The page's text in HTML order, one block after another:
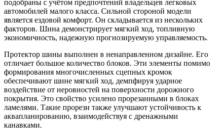
подобраны с учётом предпочтений владельцев легковых
автомобилей малого класса. Сильной стороной модели
является ездовой комфорт. Он складывается из нескольких
факторов. Шина демонстрирует мягкий ход, топливную
экономичность, надежную прогнозируемую управляемость.
Протектор шины выполнен в ненаправленном дизайне. Его
отличает большое количество блоков. Эти элементы помимо
формирования многочисленных сцепных кромок
обеспечивают шине мягкий ход, демпфируя ударное
воздействие от неровностей на поверхности дорожного
покрытия. Это свойство усилено прорезанными в блоках
ламелями. Такие прорези также улучшают устойчивость к
аквапланированию, взаимодействуя с дренажными
канавками.